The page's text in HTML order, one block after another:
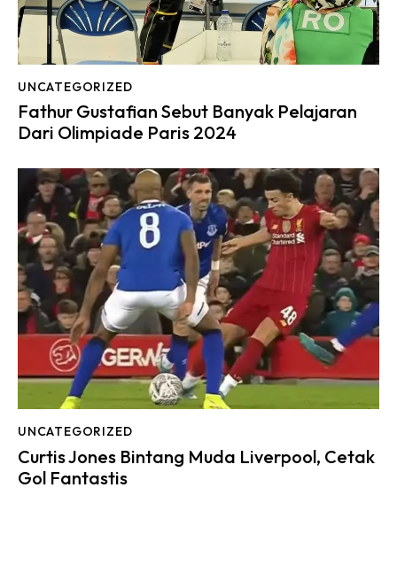
UNCATEGORIZED
Fathur Gustafian Sebut Banyak Pelajaran
Dari Olimpiade Paris 2024
UNCATEGORIZED
Curtis Jones Bintang Muda Liverpool, Cetak
Gol Fantastis